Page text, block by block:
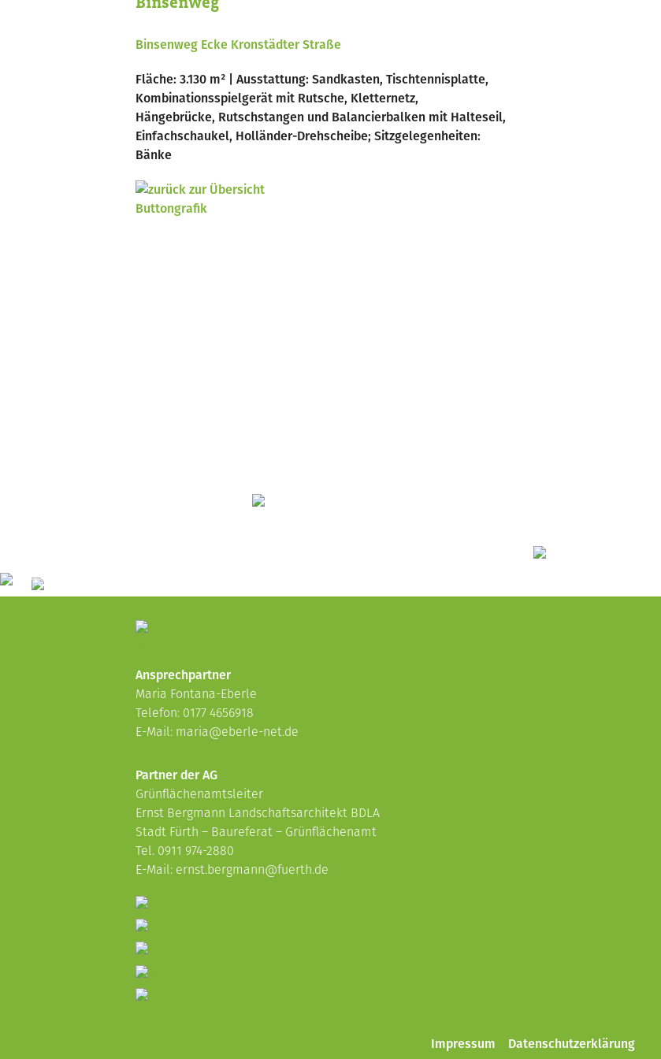
Binsenweg Ecke Kronstädter Straße
Fläche: 3.130 m² | Ausstattung: Sandkasten, Tischtennisplatte,
Kombinationsspielgerät mit Rutsche, Kletternetz,
Hängebrücke, Rutschstangen und Balancierbalken mit Halteseil,
Einfachschaukel, Holländer-Drehscheibe; Sitzgelegenheiten:
Bänke
Ansprechpartner
Maria Fontana-Eberle
Telefon: 0177 4656918
E-Mail: maria@eberle-net.de
Partner der AG
Grünflächenamtsleiter
Ernst Bergmann Landschaftsarchitekt BDLA
Stadt Fürth – Baureferat – Grünflächenamt
Tel. 0911 974-2880
E-Mail: ernst.bergmann@fuerth.de
Impressum Datenschutzerklärung